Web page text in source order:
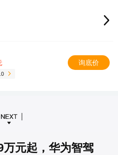
询底价
元起，华为智驾